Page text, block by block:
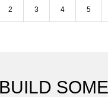
2 3 4 5